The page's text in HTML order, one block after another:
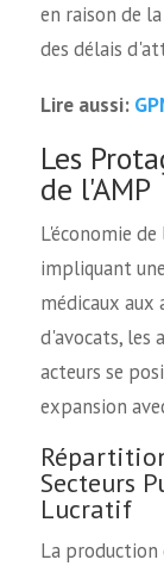
en raison de
des délais
Lire aussi:
Les
de l'AMP
L'économie
impliquant
médicaux aux
d'avocats, les
acteurs se
expansion
Secteurs
Lucratif
La production